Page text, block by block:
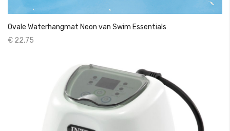
Ovale Waterhangmat Neon van Swim Essentials
€ 22,75